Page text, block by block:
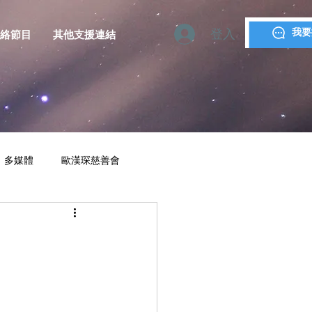
節目 其他支援連結 登入 我
多媒體 歐漢琛慈善會
YMCA MACAU